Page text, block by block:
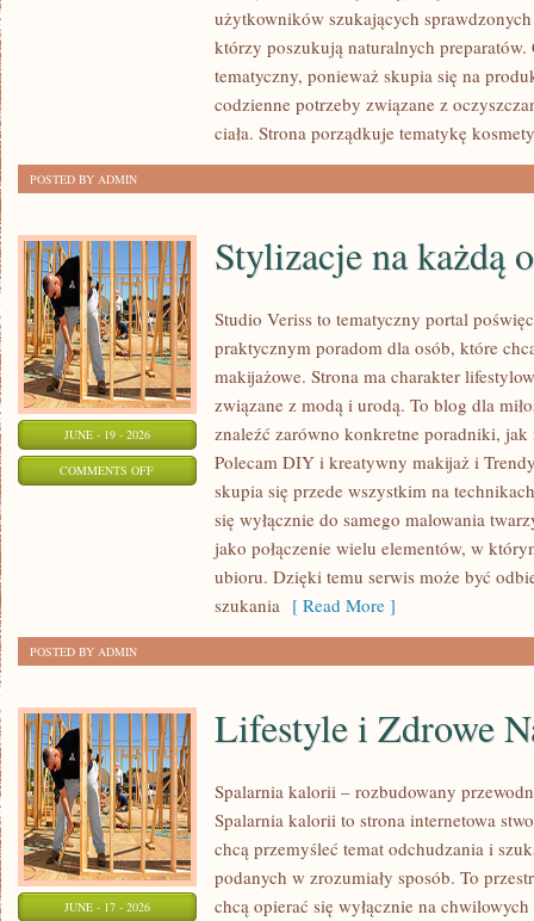
PORÓWNANIA
użytkowników szukających
którzy poszukują naturalnych preparatów.
tematyczny, ponieważ skupia się na
codzienne potrzeby związane z
ciała. Strona porządkuje tematykę
POSTED BY ADMIN
JUNE - 19 - 2026
COMMENTS OFFON
STYLIZACJE
Stylizacje na każdą
Studio Veriss to tematyczny portal
praktycznym poradom dla osób, które
makijażowe. Strona ma charakter
związane z modą i urodą. To blog dla
znaleźć zarówno konkretne poradniki,
Polecam DIY i kreatywny makijaż i
skupia się przede wszystkim na
się wyłącznie do samego malowania
jako połączenie wielu elementów, w
ubioru. Dzięki temu serwis może być
szukania [ Read More ]
POSTED BY ADMIN
JUNE - 17 - 2026
Lifestyle i Zdrowe
Spalarnia kalorii – rozbudowany
Spalarnia kalorii to strona internetowa
chcą przemyśleć temat odchudzania i
podanych w zrozumiały sposób. To
chcą opierać się wyłącznie na